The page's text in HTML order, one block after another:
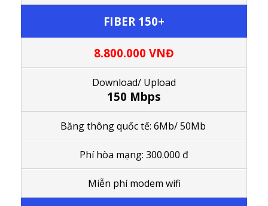
FIBER 150+
8.800.000 VNĐ
Download/ Upload
150 Mbps
Băng thông quốc tế: 6Mb/ 50Mb
Phí hòa mạng: 300.000 đ
Miễn phí modem wifi